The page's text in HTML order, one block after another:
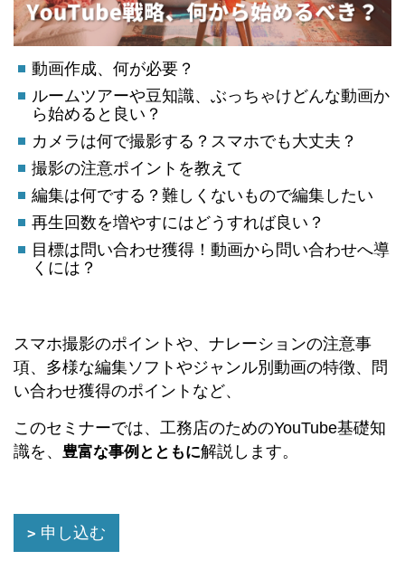
動画作成、何が必要？
ルームツアーや豆知識、ぶっちゃけどんな動画か
ら始めると良い？
カメラは何で撮影する？スマホでも大丈夫？
撮影の注意ポイントを教えて
編集は何でする？難しくないもので編集したい
再生回数を増やすにはどうすれば良い？
目標は問い合わせ獲得！動画から問い合わせへ導
くには？
スマホ撮影のポイントや、ナレーションの注意事
項、多様な編集ソフトやジャンル別動画の特徴、問
い合わせ獲得のポイントなど、
このセミナーでは、工務店のためのYouTube基礎知
識を、 豊富な事例とともに解説します。
申し込む